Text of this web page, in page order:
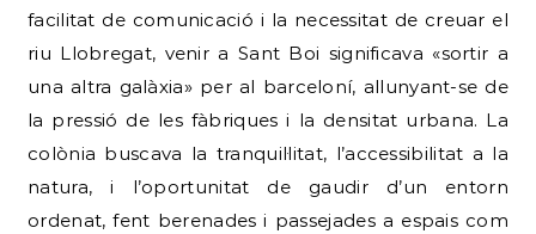
facilitat de comunicació i la necessitat de creuar el
riu Llobregat, venir a Sant Boi significava «sortir a
una altra galàxia» per al barceloní, allunyant-se de
la pressió de les fàbriques i la densitat urbana. La
colònia buscava la tranquil·litat, l’accessibilitat a la
natura, i l’oportunitat de gaudir d’un entorn
ordenat, fent berenades i passejades a espais com